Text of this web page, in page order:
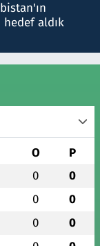
aldık
O P
0 0
0 0
0 0